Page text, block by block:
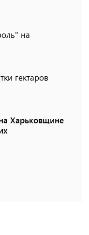
на
гектаров
Харьковщине